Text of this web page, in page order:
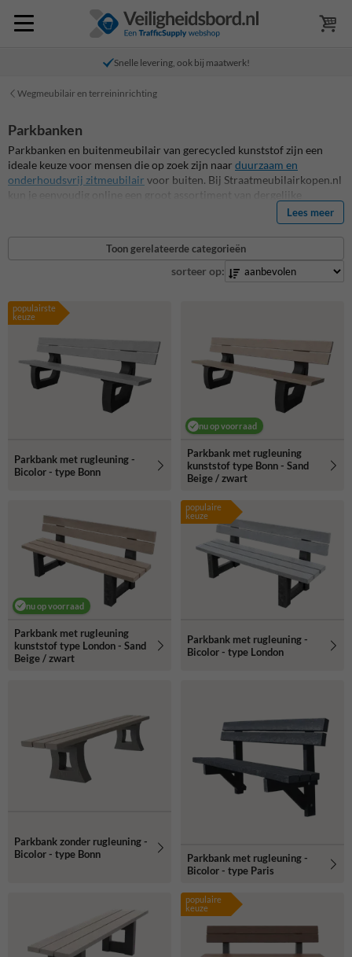
Snelle levering, ook bij maatwerk!
Wegmeubilair en terreininrichting
Parkbanken
Parkbanken en buitenmeubilair van gerecycled kunststof zijn een
ideale keuze voor mensen die op zoek zijn naar duurzaam en
onderhoudsvrij zitmeubilair voor buiten. Bij Straatmeubilairkopen.nl
kun je eenvoudig online een groot assortiment van dergelijke
producten vinden, zodat je jouw buitenruimte op een stijlvolleLees meer
Toon gerelateerde categorieën
sorteer op:
populairste
keuze
Parkbank met rugleuning -
Bicolor - type Bonn
nu op voorraad
Parkbank met rugleuning
kunststof type Bonn - Sand
Beige / zwart
nu op voorraad
Parkbank met rugleuning
kunststof type London - Sand
Beige / zwart
populaire
keuze
Parkbank met rugleuning -
Bicolor - type London
Parkbank zonder rugleuning -
Bicolor - type Bonn
Parkbank met rugleuning -
Bicolor - type Paris
populaire
keuze